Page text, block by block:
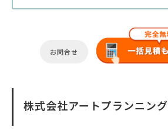
お問合せ
株式会社アートプランニング